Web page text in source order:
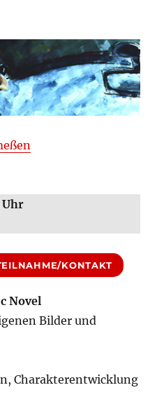
Uhr
KONTAKT
Novel
Bilder und
Charakterentwicklung